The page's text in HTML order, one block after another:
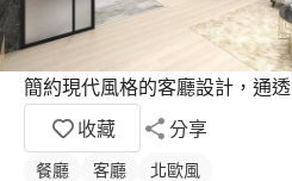
簡約現代風格的客廳設計，通
收藏
分享
餐廳 客廳
北歐風